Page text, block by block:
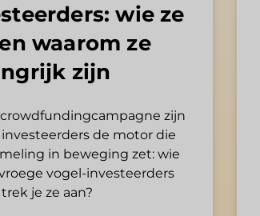
wie ze
waarom ze
zijn
zijn
de motor die
in beweging zet: wie
vogel-investeerders
je ze aan?